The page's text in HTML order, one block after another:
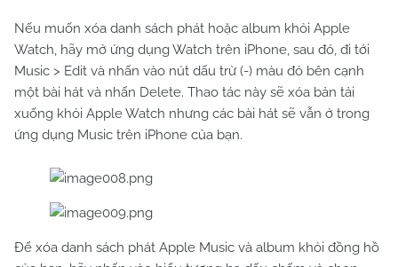
Nếu muốn xóa danh sách phát hoặc album khỏi Apple
Watch, hãy mở ứng dụng Watch trên iPhone, sau đó, đi tới
Music > Edit và nhấn vào nút dấu trừ (-) màu đỏ bên cạnh
một bài hát và nhấn Delete. Thao tác này sẽ xóa bản tải
xuống khỏi Apple Watch nhưng các bài hát sẽ vẫn ở trong
ứng dụng Music trên iPhone của bạn.
Để xóa danh sách phát Apple Music và album khỏi đồng hồ